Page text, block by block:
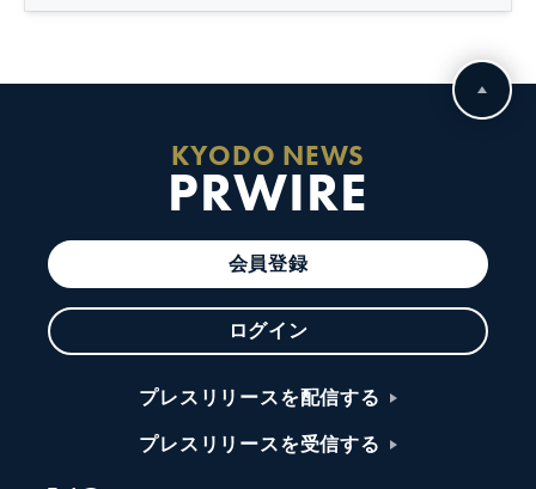
KYODO NEWS
PRWIRE
会員登録
ログイン
プレスリリースを配信する
プレスリリースを受信する